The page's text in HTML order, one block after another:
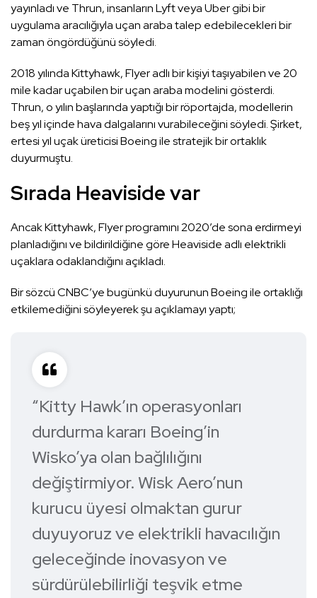
yayınladı ve Thrun, insanların Lyft veya Uber gibi bir
uygulama aracılığıyla uçan araba talep edebilecekleri bir
zaman öngördüğünü söyledi.
2018 yılında Kittyhawk, Flyer adlı bir kişiyi taşıyabilen ve 20
mile kadar uçabilen bir uçan araba modelini gösterdi.
Thrun, o yılın başlarında yaptığı bir röportajda, modellerin
beş yıl içinde hava dalgalarını vurabileceğini söyledi. Şirket,
ertesi yıl uçak üreticisi Boeing ile stratejik bir ortaklık
duyurmuştu.
Sırada Heaviside var
Ancak Kittyhawk, Flyer programını 2020’de sona erdirmeyi
planladığını ve bildirildiğine göre Heaviside adlı elektrikli
uçaklara odaklandığını açıkladı.
Bir sözcü CNBC’ye bugünkü duyurunun Boeing ile ortaklığı
etkilemediğini söyleyerek şu açıklamayı yaptı;
“Kitty Hawk’ın operasyonları
durdurma kararı Boeing’in
Wisko’ya olan bağlılığını
değiştirmiyor. Wisk Aero’nun
kurucu üyesi olmaktan gurur
duyuyoruz ve elektrikli havacılığın
geleceğinde inovasyon ve
sürdürülebilirliği teşvik etme